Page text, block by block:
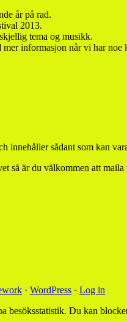
år på rad.
2013.
tema og musikk.
mer informasjon når vi har noe
innehåller sådant som kan
så är du välkommen att maila
· WordPress · Log in
besöksstatistik. Du kan